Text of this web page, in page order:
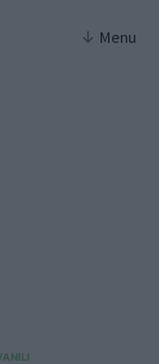
↓ Menu